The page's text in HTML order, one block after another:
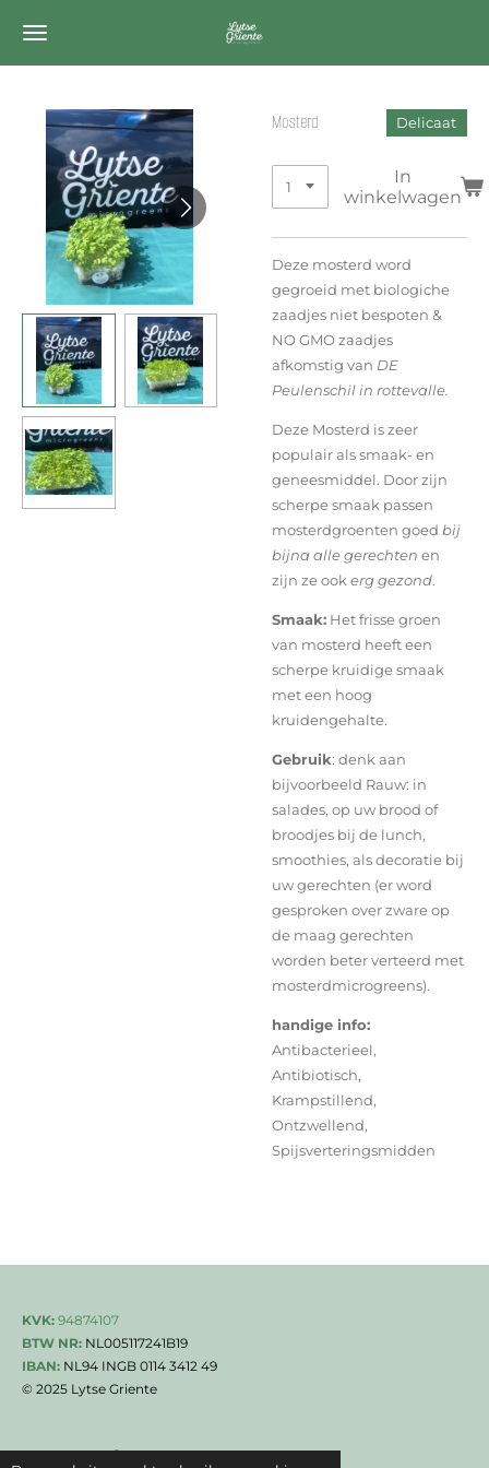
Ga
hoofdinhoud
Mosterd Delicaat
In
winkelwagen
Deze mosterd word
gegroeid met biologiche
zaadjes niet bespoten &
NO GMO zaadjes
afkomstig van DE
Peulenschil in rottevalle.
Deze Mosterd is zeer
populair als smaak- en
geneesmiddel. Door zijn
scherpe smaak passen
mosterdgroenten goed bij
bijna alle gerechten en
zijn ze ookerg gezond.
Smaak: Het frisse groen
van mosterd heeft een
scherpe kruidige smaak
met een hoog
kruidengehalte.
Gebruik: denk aan
bijvoorbeeld Rauw: in
salades, op uw brood of
broodjes bij de lunch,
smoothies, als decoratie bij
uw gerechten (er word
gesproken over zware op
de maag gerechten
worden beter verteerd met
mosterdmicrogreens).
handige info:
Antibacterieel,
Antibiotisch,
Krampstillend,
Ontzwellend,
Spijsverteringsmidden
KVK: 94874107
BTW NR: NL005117241B19
IBAN: NL94 INGB 0114 3412 49
© 2025 Lytse Griente
W